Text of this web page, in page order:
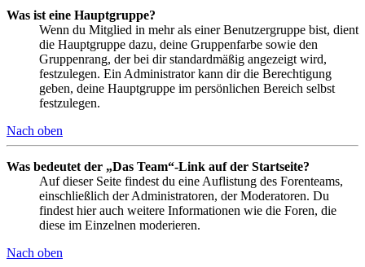
Was ist eine Hauptgruppe?
Wenn du Mitglied in mehr als einer Benutzergruppe bist, dient
die Hauptgruppe dazu, deine Gruppenfarbe sowie den
Gruppenrang, der bei dir standardmäßig angezeigt wird,
festzulegen. Ein Administrator kann dir die Berechtigung
geben, deine Hauptgruppe im persönlichen Bereich selbst
festzulegen.
Nach oben
Was bedeutet der „Das Team“-Link auf der Startseite?
Auf dieser Seite findest du eine Auflistung des Forenteams,
einschließlich der Administratoren, der Moderatoren. Du
findest hier auch weitere Informationen wie die Foren, die
diese im Einzelnen moderieren.
Nach oben